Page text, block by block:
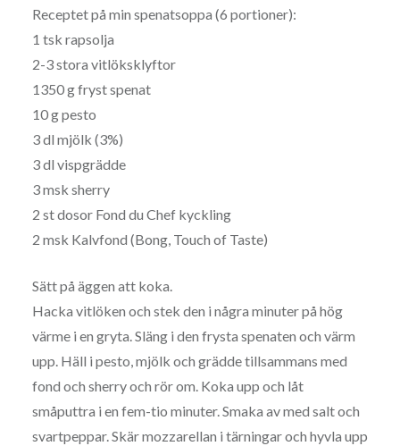
Receptet på min spenatsoppa (6 portioner):
1 tsk rapsolja
2-3 stora vitlöksklyftor
1350 g fryst spenat
10 g pesto
3 dl mjölk (3%)
3 dl vispgrädde
3 msk sherry
2 st dosor Fond du Chef kyckling
2 msk Kalvfond (Bong, Touch of Taste)
Sätt på äggen att koka.
Hacka vitlöken och stek den i några minuter på hög
värme i en gryta. Släng i den frysta spenaten och värm
upp. Häll i pesto, mjölk och grädde tillsammans med
fond och sherry och rör om. Koka upp och låt
småputtra i en fem-tio minuter. Smaka av med salt och
svartpeppar. Skär mozzarellan i tärningar och hyvla upp